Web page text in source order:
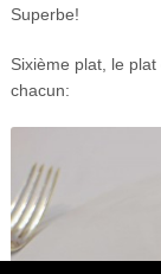
Superbe!
Sixième plat, le
chacun: